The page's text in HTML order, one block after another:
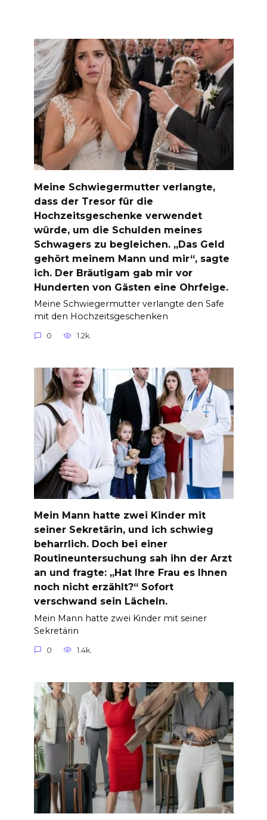
Meine Schwiegermutter verlangte,
dass der Tresor für die
Hochzeitsgeschenke verwendet
würde, um die Schulden meines
Schwagers zu begleichen. „Das Geld
gehört meinem Mann und mir“, sagte
ich. Der Bräutigam gab mir vor
Hunderten von Gästen eine Ohrfeige.
Meine Schwiegermutter verlangte den Safe
mit den Hochzeitsgeschenken
0 1.2k.
Mein Mann hatte zwei Kinder mit
seiner Sekretärin, und ich schwieg
beharrlich. Doch bei einer
Routineuntersuchung sah ihn der Arzt
an und fragte: „Hat Ihre Frau es Ihnen
noch nicht erzählt?“ Sofort
verschwand sein Lächeln.
Mein Mann hatte zwei Kinder mit seiner
Sekretärin
0 1.4k.